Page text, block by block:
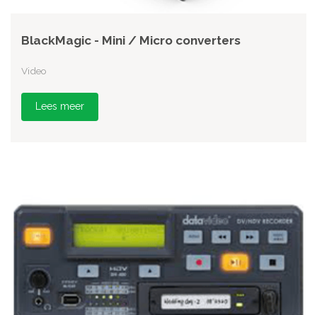
BlackMagic - Mini / Micro converters
Video
Lees meer